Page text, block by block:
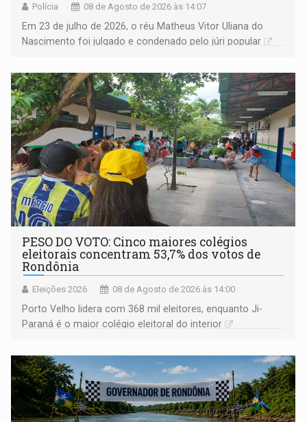
Polícia 08 de Agosto de 2026 às 14:07
Em 23 de julho de 2026, o réu Matheus Vitor Uliana do
Nascimento foi julgado e condenado pelo júri popular
PESO DO VOTO: Cinco maiores colégios
eleitorais concentram 53,7% dos votos de
Rondônia
Eleições 2026 08 de Agosto de 2026 às 14:00
Porto Velho lidera com 368 mil eleitores, enquanto Ji-
Paraná é o maior colégio eleitoral do interior